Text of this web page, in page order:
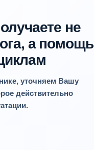
не
а помощь
уточняем Вашу
действительно